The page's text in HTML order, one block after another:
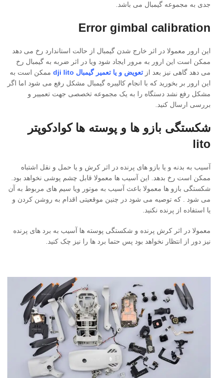
جدی به مجموعه گیمبال می باشد.
Error gimbal calibration
این ارور معمولا در اثر خارج شدن گیمبال از حالت استاندارد رخ می دهد
ممکن است این ارور به مرور ایجاد شود ویا در اثر ضربه به گیمبال رخ
می دهد گاهی نیز بعد از تعویض و یا تعمیر گیمبال dji lito
ممکن است به
این ارور بر بخورید که با انجام کالیبره گیمبال مشکل رفع می شود اما اگر
مشکل رفع نشد دستگاه را به یک مجموعه تخصصی جهت تعمییر و
بررسی ارسال کنید.
شکستگی بازو ها و پوسته ها کوادکوپتر
lito
آسیب به بدنه و یا بازو های پرنده در اثر کرش و یا حمل و نقل اشتباه
ممکن است رخ بدهد. این آسیب ها معمولا قابل چشم پوشی نخواهد بود.
شکستگی بازو ها معمولا باعث آسیب به موتور ویا سیم های مربوط به آن
می شود . که توصیه می شود در چنین موقعیتی اقدام به روشن کردن و
یا استفاده از پرنده نکنید.
معمولا در اثر کرش پرنده و شکستگی پوسته ها آسیب به برد های پرنده
نیز دور از انتظار نخواهد بود پس حتما برد ها را نیز چک کنید.